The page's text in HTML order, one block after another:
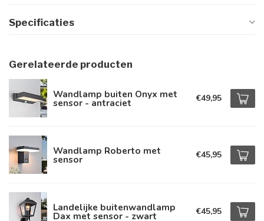
Specificaties
Gerelateerde producten
Wandlamp buiten Onyx met
sensor - antraciet €49,95
Wandlamp Roberto met
sensor €45,95
Landelijke buitenwandlamp
Dax met sensor - zwart €45,95